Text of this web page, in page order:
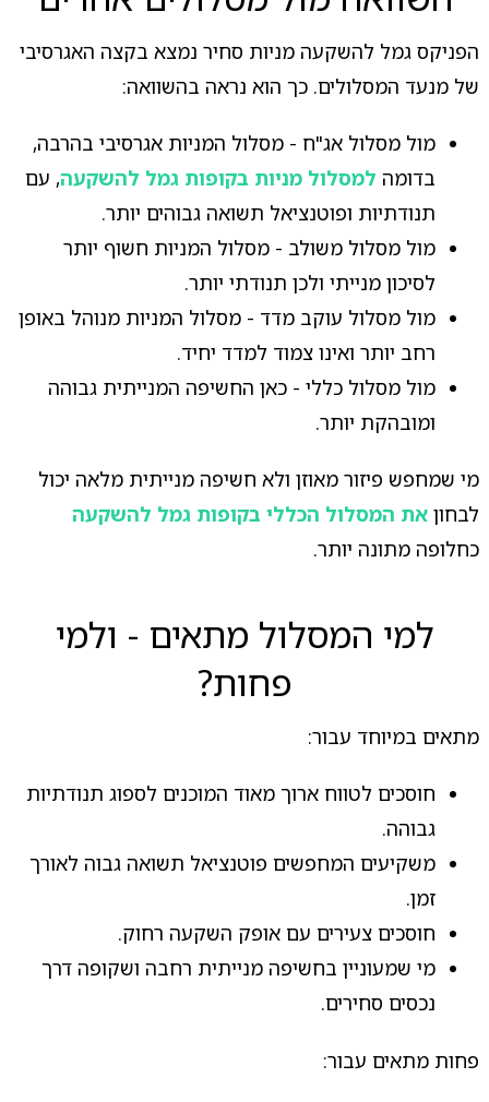
הפניקס גמל להשקעה מניות סחיר נמצא בקצה האגרסיבי
של מנעד המסלולים. כך הוא נראה בהשוואה:
מול מסלול אג"ח - מסלול המניות אגרסיבי בהרבה,
בדומה למסלול מניות בקופות גמל להשקעה, עם
תנודתיות ופוטנציאל תשואה גבוהים יותר.
מול מסלול משולב - מסלול המניות חשוף יותר
לסיכון מנייתי ולכן תנודתי יותר.
מול מסלול עוקב מדד - מסלול המניות מנוהל באופן
רחב יותר ואינו צמוד למדד יחיד.
מול מסלול כללי - כאן החשיפה המנייתית גבוהה
ומובהקת יותר.
מי שמחפש פיזור מאוזן ולא חשיפה מנייתית מלאה יכול
לבחון את המסלול הכללי בקופות גמל להשקעה
כחלופה מתונה יותר.
למי המסלול מתאים - ולמי
פחות?
מתאים במיוחד עבור:
חוסכים לטווח ארוך מאוד המוכנים לספוג תנודתיות
גבוהה.
משקיעים המחפשים פוטנציאל תשואה גבוה לאורך
זמן.
חוסכים צעירים עם אופק השקעה רחוק.
מי שמעוניין בחשיפה מנייתית רחבה ושקופה דרך
נכסים סחירים.
פחות מתאים עבור: